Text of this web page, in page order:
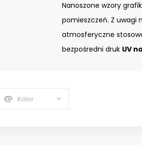
Nanoszone wzory
pomieszczeń. Z uwagi
atmosferyczne
bezpośredni druk UV
Kolor